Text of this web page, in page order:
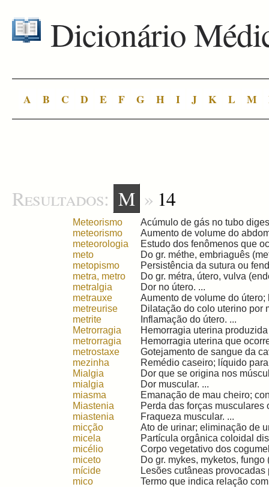
Dicionário
A B C D E F G H I J K L M
Resultados: M » 14
Meteorismo
Acúmulo de gás no tubo
meteorismo
Aumento de volume do
meteorologia
Estudo dos fenômenos que
meto
Do gr. méthe, embriaguês
metopismo
Persistência da sutura ou
metra, metro
Do gr. métra, útero, vulva
metralgia
Dor no útero. ...
metrauxe
Aumento de volume do útero;
metreurise
Dilatação do colo uterino por
metrite
Inflamação do útero. ...
Metrorragia
Hemorragia uterina
metrorragia
Hemorragia uterina que
metrostaxe
Gotejamento de sangue da
mezinha
Remédio caseiro; líquido
Mialgia
Dor que se origina nos
mialgia
Dor muscular. ...
miasma
Emanação de mau cheiro;
Miastenia
Perda das forças
miastenia
Fraqueza muscular. ...
micção
Ato de urinar; eliminação de
micela
Partícula orgânica coloidal
micélio
Corpo vegetativo dos
miceto
Do gr. mykes, myketos,
mícide
Lesões cutâneas provocadas
mico
Termo que indica relação